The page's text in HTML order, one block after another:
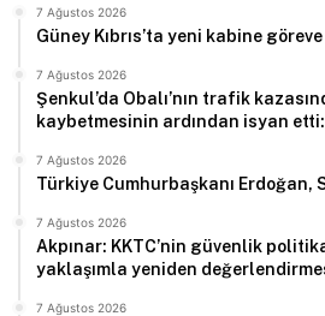
7 Ağustos 2026
Güney Kıbrıs’ta yeni kabine
7 Ağustos 2026
Şenkul’da Obalı’nın trafik
kaybetmesinin ardından isyan
7 Ağustos 2026
Türkiye Cumhurbaşkanı Erdoğan,
7 Ağustos 2026
Akpınar: KKTC’nin güvenlik
yaklaşımla yeniden
7 Ağustos 2026